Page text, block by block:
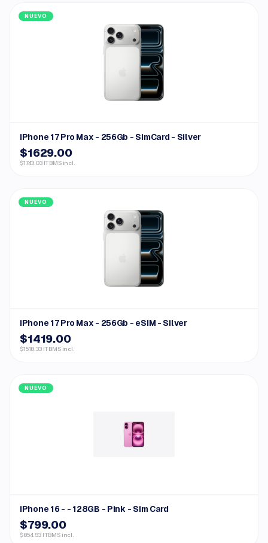
NUEVO
iPhone 17 Pro Max - 256Gb - SimCard - Silver
$1629.00
$1743.03 ITBMS incl.
NUEVO
iPhone 17 Pro Max - 256Gb - eSIM - Silver
$1419.00
$1518.33 ITBMS incl.
NUEVO
iPhone 16 - - 128GB - Pink - Sim Card
$799.00
$854.93 ITBMS incl.